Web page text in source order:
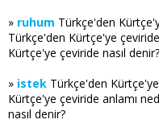
» ruhum Türkçe'den
Türkçe'den Kürtçe'ye
Kürtçe'ye çeviride nasıl denir?
» istek Türkçe'den
Kürtçe'ye çeviride anlamı
nasıl denir?